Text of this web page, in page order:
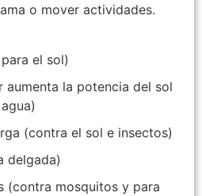
o mover actividades.
el sol)
aumenta la potencia del sol
(contra el sol e insectos)
delgada)
(contra mosquitos y para